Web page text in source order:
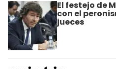
El festejo de
con el
jueces